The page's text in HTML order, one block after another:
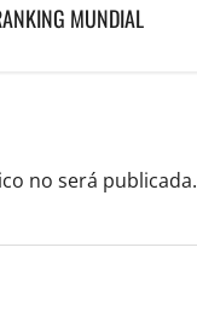
MUNDIAL
no será publicada.